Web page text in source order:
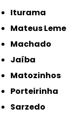
Iturama
Mateus Leme
Machado
Jaíba
Matozinhos
Porteirinha
Sarzedo